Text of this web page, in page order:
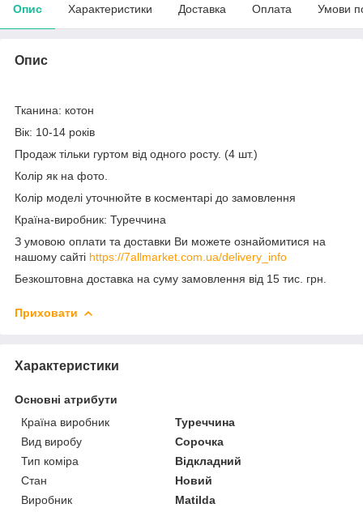
Опис Характеристики Доставка Оплата Умови
Опис
Тканина: котон
Вік: 10-14 років
Продаж тільки гуртом від одного росту. (4 шт.)
Колір як на фото.
Колір моделі уточнюйте в косментарі до замовлення
Країна-виробник: Туреччина
З умовою оплати та доставки Ви можете ознайомитися на
нашому сайті https://7allmarket.com.ua/delivery_info
Безкоштовна доставка на суму замовлення від 15 тис. грн.
Приховати
Характеристики
Основні атрибути
Країна виробник
Туреччина
Вид виробу
Сорочка
Тип коміра
Відкладний
Стан
Новий
Виробник
Matilda